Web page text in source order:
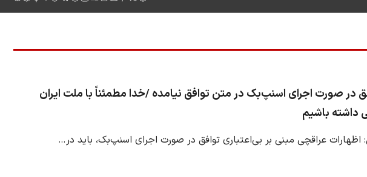
صورت اجرای اسنپ‌بک در متن توافق نیامده /خدا مطمئناً با ملت ایران
داشته باشیم
عراقچی مبنی بر بی‌اعتباری توافق در صورت اجرای اسنپ‌بک، باید در…